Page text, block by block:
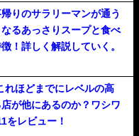
りのサラリーマンが通う
るあっさりスープと食べ
！詳しく解説していく。
ほどまでにレベルの高
が他にあるのか？ワシワ
をレビュー！